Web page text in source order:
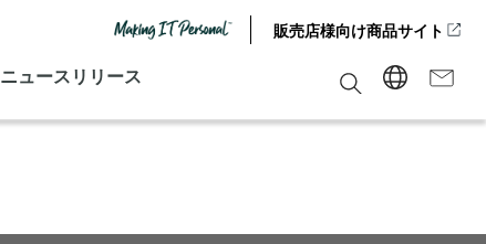
販売店様向け商品サイト
ニュースリリース